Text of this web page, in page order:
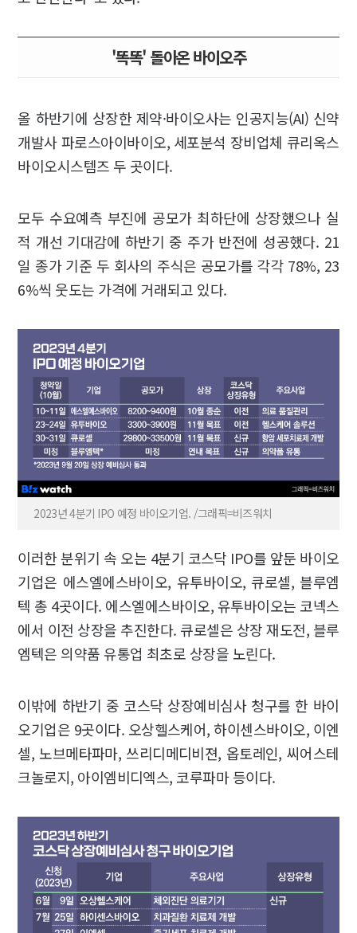
'똑똑' 돌아온 바이오주
올 하반기에 상장한 제약·바이오사는 인공지능(AI) 신약
개발사 파로스아이바이오, 세포분석 장비업체 큐리옥스
바이오시스템즈 두 곳이다.
모두 수요예측 부진에 공모가 최하단에 상장했으나 실
적 개선 기대감에 하반기 중 주가 반전에 성공했다. 21
일 종가 기준 두 회사의 주식은 공모가를 각각 78%, 23
6%씩 웃도는 가격에 거래되고 있다.
2023년 4분기 IPO 예정 바이오기업. /그래픽=비즈워치
이러한 분위기 속 오는 4분기 코스닥 IPO를 앞둔 바이오
기업은 에스엘에스바이오, 유투바이오, 큐로셀, 블루엠
텍 총 4곳이다. 에스엘에스바이오, 유투바이오는 코넥스
에서 이전 상장을 추진한다. 큐로셀은 상장 재도전, 블루
엠텍은 의약품 유통업 최초로 상장을 노린다.
이밖에 하반기 중 코스닥 상장예비심사 청구를 한 바이
오기업은 9곳이다. 오상헬스케어, 하이센스바이오, 이엔
셀, 노브메타파마, 쓰리디메디비젼, 옵토레인, 씨어스테
크놀로지, 아이엠비디엑스, 코루파마 등이다.